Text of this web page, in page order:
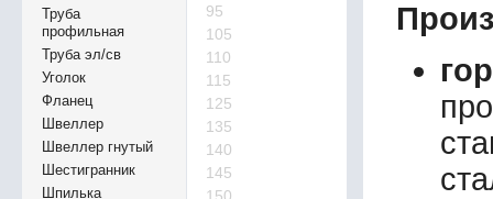
Труба
профильная
Труба эл/св
Уголок
Фланец
Швеллер
Швеллер гнутый
Шестигранник
Шпилька
95
105
110
115
125
135
140
145